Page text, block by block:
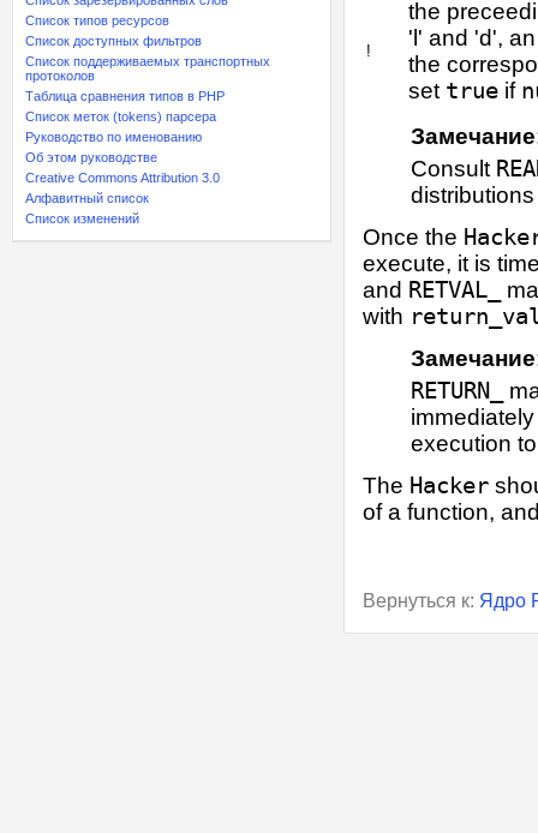
Список типов ресурсов
Список доступных фильтров
Список поддерживаемых транспортных
протоколов
Таблица сравнения типов в PHP
Список меток (tokens) парсера
Руководство по именованию
Об этом руководстве
Creative Commons Attribution 3.0
Алфавитный список
Список изменений
!
the
'l' and 'd',
the
set true if
Замечание
Consult
Once the
execute, it is
and RETVAL_
with
Замечание
RETURN_
execution
The Hacker
of a function,
Вернуться к: Ядро